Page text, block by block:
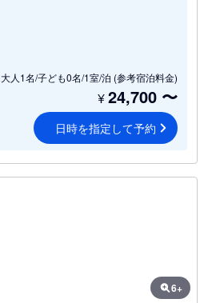
大人1名/子ども0名/1室/泊 (参考宿泊料金)
¥24,700 〜
日時を指定して予約
6+